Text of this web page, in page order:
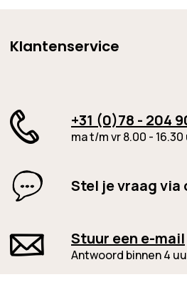
Klantenservice
+31 (0)78 - 204
ma t/m vr 8.00 -
Stel je vraag via
Stuur een e-mail
Antwoord binnen 4